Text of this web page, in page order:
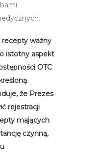
ważny
istotny aspekt
OTC
że Prezes
rejestracji
mających
czynną,